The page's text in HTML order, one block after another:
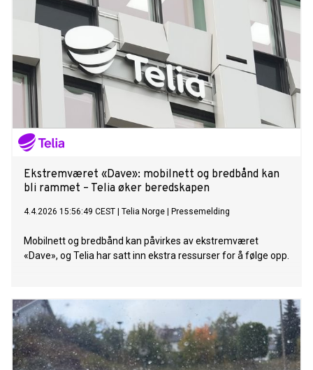
Ekstremværet «Dave»: mobilnett og bredbånd kan
bli rammet – Telia øker beredskapen
4.4.2026 15:56:49 CEST Telia Norge Pressemelding
Mobilnett og bredbånd kan påvirkes av ekstremværet
«Dave», og Telia har satt inn ekstra ressurser for å følge opp.